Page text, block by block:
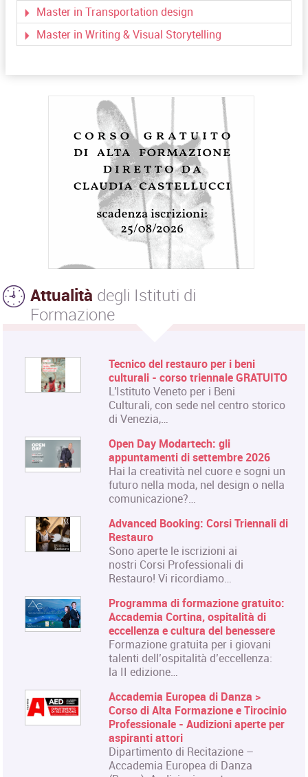
Master in Transportation design
Master in Writing & Visual Storytelling
Attualità degli Istituti di
Formazione
Tecnico del restauro per i beni
culturali - corso triennale GRATUITO
L'Istituto Veneto per i Beni
Culturali, con sede nel centro storico
di Venezia,…
Open Day Modartech: gli
appuntamenti di settembre 2026
Hai la creatività nel cuore e sogni un
futuro nella moda, nel design o nella
comunicazione?…
Advanced Booking: Corsi Triennali di
Restauro
Sono aperte le iscrizioni ai
nostri Corsi Professionali di
Restauro! Vi ricordiamo…
Programma di formazione gratuito:
Accademia Cortina, ospitalità di
eccellenza e cultura del benessere
Formazione gratuita per i giovani
talenti dell’ospitalità d’eccellenza:
la II edizione…
Accademia Europea di Danza >
Corso di Alta Formazione e Tirocinio
Professionale - Audizioni aperte per
aspiranti attori
Dipartimento di Recitazione –
Accademia Europea di Danza